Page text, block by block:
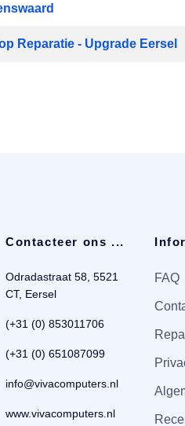
Reparatie - Upgrade Eersel
Contacteer ons ...
Odradastraat 58, 5521
CT, Eersel
(+31 (0) 853011706
(+31 (0) 651087099
info@vivacomputers.nl
www.vivacomputers.nl
FAQ